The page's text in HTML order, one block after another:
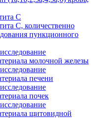
C
C, количественно
пункционного
молочной железы
печени
почек
щитовидной